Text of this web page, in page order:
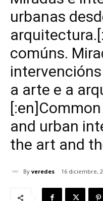
urbanas
comúns.
a arte e a
and urban
the art and
By veredes 16 diciembre,